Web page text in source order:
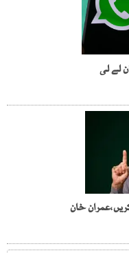
لے لی
خان